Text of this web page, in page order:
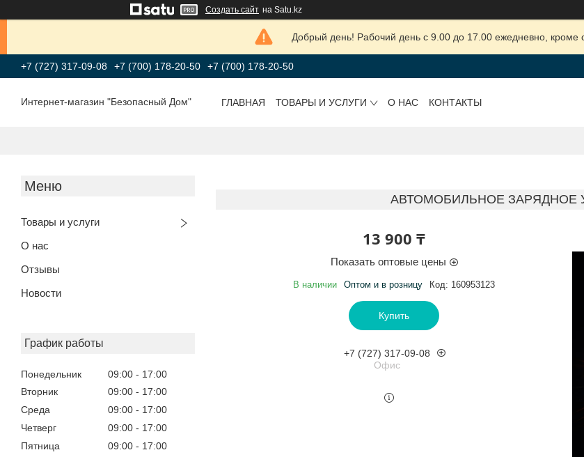
Создать сайт на Satu.kz
Добрый день! Рабочий день с 9.00 до 17.00 ежедневно, кроме
+7 (727) 317-09-08 +7 (700) 178-20-50 +7 (700) 178-20-50
Интернет-магазин "Безопасный Дом" ГЛАВНАЯ ТОВАРЫ И УСЛУГИ О НАС КОНТАКТЫ
Товары и услуги
О нас
Отзывы
Новости
График работы
Понедельник 09:00
17:00
Вторник
09:00
17:00
Среда
09:00
17:00
Четверг
09:00
17:00
Пятница
09:00
17:00
АВТОМОБИЛЬНОЕ ЗАРЯДНОЕ
13 900 ₸
Показать оптовые цены
В наличии Оптом и в розницу Код: 160953123
Купить
+7 (727) 317-09-08
Офис